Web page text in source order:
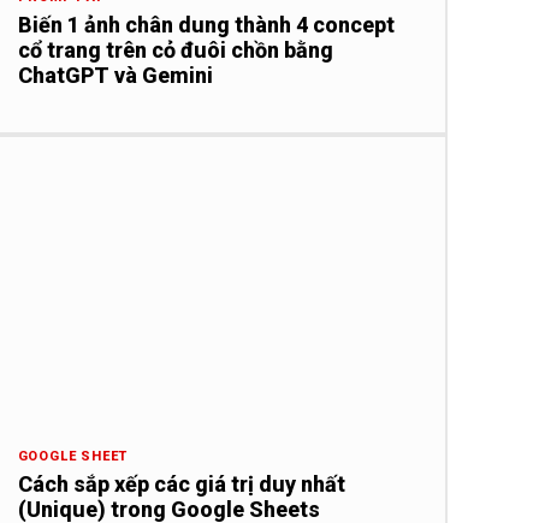
Biến 1 ảnh chân dung thành 4 concept
cổ trang trên cỏ đuôi chồn bằng
ChatGPT và Gemini
GOOGLE SHEET
Cách sắp xếp các giá trị duy nhất
(Unique) trong Google Sheets